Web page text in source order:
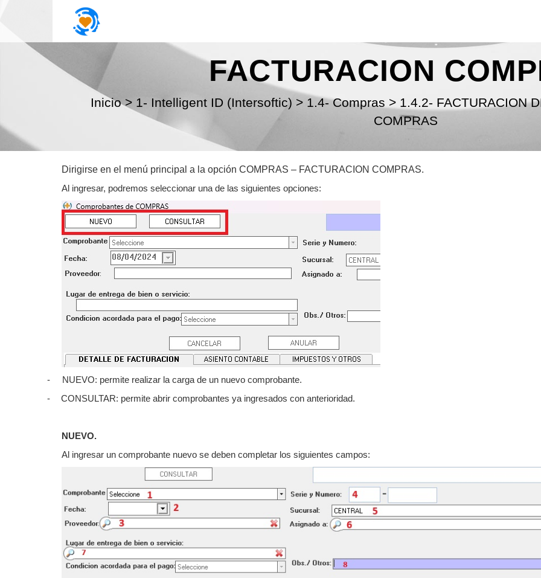
FACTURACION
Inicio > 1- Intelligent ID (Intersoftic) > 1.4- Compras > 1.4.2- FACTURACION
COMPRAS
Dirigirse en el menú principal a la opción COMPRAS – FACTURACION COMPRAS.
Al ingresar, podremos seleccionar una de las siguientes opciones:
-
NUEVO: permite realizar la carga de un nuevo comprobante.
-
CONSULTAR: permite abrir comprobantes ya ingresados con anterioridad.
NUEVO.
Al ingresar un comprobante nuevo se deben completar los siguientes campos: